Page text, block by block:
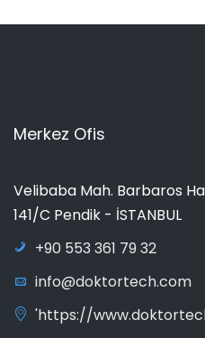
Merkez Ofis
Velibaba Mah. Barbaros
141/C Pendik - İSTANBUL
+90 553 361 79 32
info@doktortech.com
'https://